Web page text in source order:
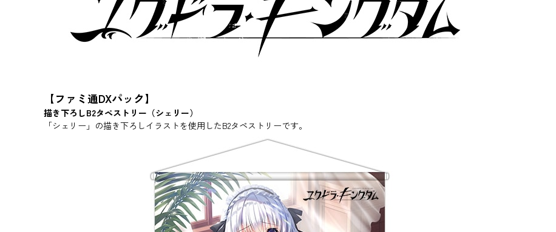
【ファミ通DXパック】
描き下ろしB2タペストリー（シェリー）
「シェリー」の描き下ろしイラストを使用したB2タペストリーです。